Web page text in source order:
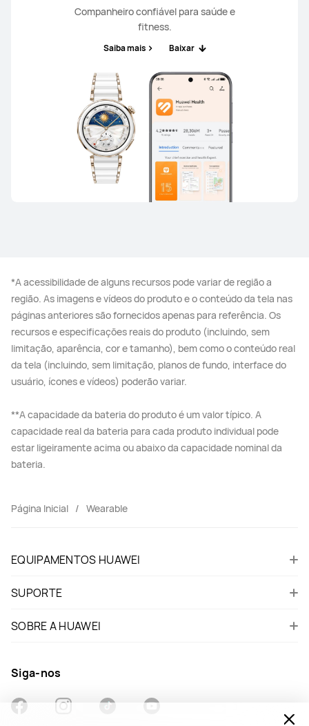
Companheiro confiável para saúde e
fitness.
Saiba mais Baixar
*A acessibilidade de alguns recursos pode variar de região a
região. As imagens e vídeos do produto e o conteúdo da tela nas
páginas anteriores são fornecidos apenas para referência. Os
recursos e especificações reais do produto (incluindo, sem
limitação, aparência, cor e tamanho), bem como o conteúdo real
da tela (incluindo, sem limitação, planos de fundo, interface do
usuário, ícones e vídeos) poderão variar.
**A capacidade da bateria do produto é um valor típico. A
capacidade real da bateria para cada produto individual pode
estar ligeiramente acima ou abaixo da capacidade nominal da
bateria.
Página Inicial Wearable
EQUIPAMENTOS HUAWEI
SUPORTE
SOBRE A HUAWEI
Siga-nos